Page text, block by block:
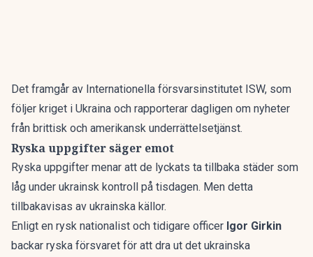
Det framgår av Internationella försvarsinstitutet ISW, som
följer kriget i Ukraina och rapporterar dagligen om nyheter
från brittisk och amerikansk underrättelsetjänst.
Ryska uppgifter säger emot
Ryska uppgifter menar att de lyckats ta tillbaka städer som
låg under ukrainsk kontroll på tisdagen. Men detta
tillbakavisas av ukrainska källor.
Enligt en rysk nationalist och tidigare officer Igor Girkin
backar ryska försvaret för att dra ut det ukrainska